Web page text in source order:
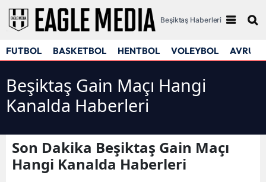
Beşiktaş Haberleri
FUTBOL BASKETBOL HENTBOL VOLEYBOL
Beşiktaş Gain Maçı Hangi
Kanalda Haberleri
Son Dakika Beşiktaş Gain Maçı
Hangi Kanalda Haberleri